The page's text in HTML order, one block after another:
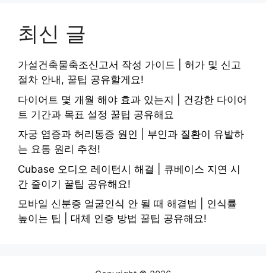
최신 글
가설건축물축조신고서 작성 가이드 | 허가 및 신고
절차 안내, 꿀팁 공유할게요!
다이어트 몇 개월 해야 효과 있는지 | 건강한 다이어
트 기간과 목표 설정 꿀팁 공유해요
자궁 염증과 허리통증 원인 | 부인과 질환이 유발하
는 요통 원리 추천!
Cubase 오디오 레이턴시 해결 | 큐베이스 지연 시
간 줄이기 꿀팁 공유해요!
모바일 신분증 얼굴인식 안 될 때 해결법 | 인식률
높이는 팁 | 대체 인증 방법 꿀팁 공유해요!